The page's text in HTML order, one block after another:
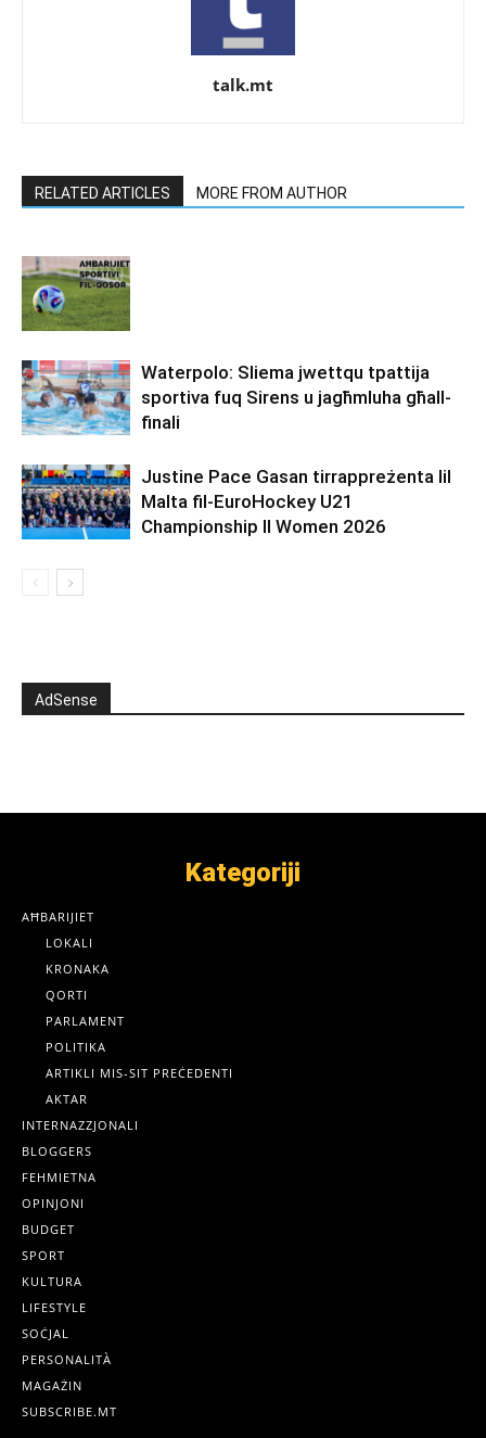
talk.mt
RELATED ARTICLES MORE FROM AUTHOR
Waterpolo: Sliema jwettqu tpattija
sportiva fuq Sirens u jagħmluha għall-
finali
Justine Pace Gasan tirrappreżenta lil
Malta fil-EuroHockey U21
Championship II Women 2026
AdSense
Kategoriji
AĦBARIJIET
LOKALI
KRONAKA
QORTI
PARLAMENT
POLITIKA
ARTIKLI MIS-SIT PREĊEDENTI
AKTAR
INTERNAZZJONALI
BLOGGERS
FEHMIETNA
OPINJONI
BUDGET
SPORT
KULTURA
LIFESTYLE
SOĊJAL
PERSONALITÀ
MAGAŻIN
SUBSCRIBE.MT